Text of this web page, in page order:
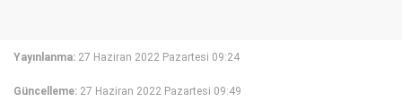
Yayınlanma: 27 Haziran 2022 Pazartesi 09:24
Güncelleme: 27 Haziran 2022 Pazartesi 09:49